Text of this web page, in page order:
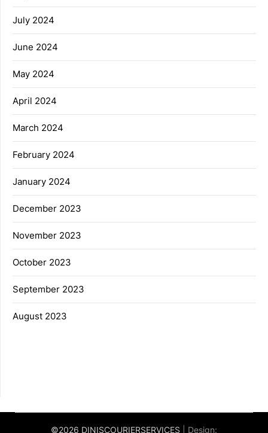
July 2024
June 2024
May 2024
April 2024
March 2024
February 2024
January 2024
December 2023
November 2023
October 2023
September 2023
August 2023
©2026 DINISCOURIERSERVICES | Design: